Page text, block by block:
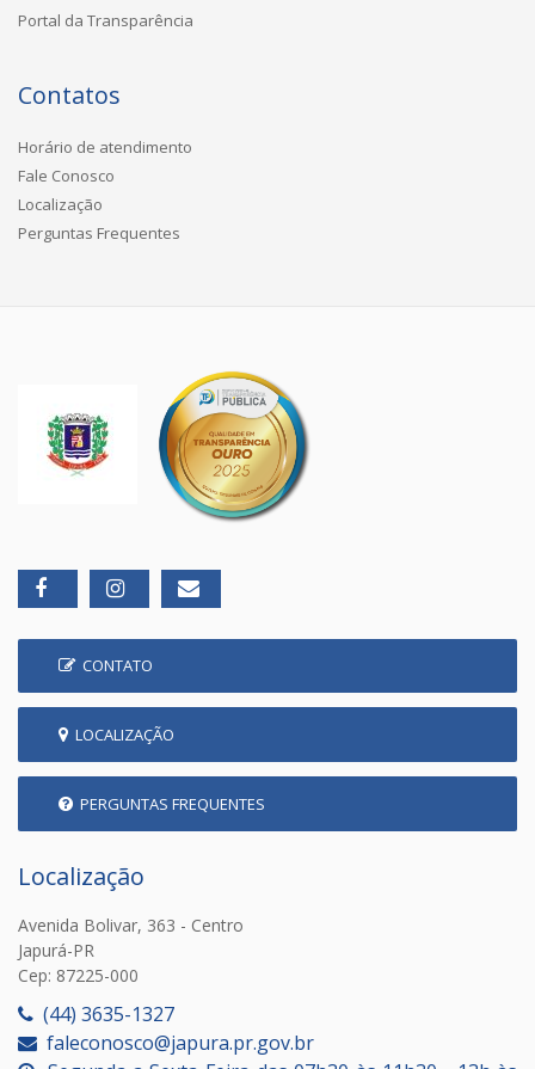
Portal da Transparência
Contatos
Horário de atendimento
Fale Conosco
Localização
Perguntas Frequentes
CONTATO
LOCALIZAÇÃO
PERGUNTAS FREQUENTES
Localização
Avenida Bolivar, 363 - Centro
Japurá-PR
Cep: 87225-000
(44) 3635-1327
faleconosco@japura.pr.gov.br